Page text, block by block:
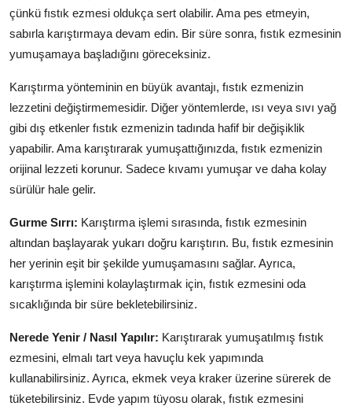
çünkü fıstık ezmesi oldukça sert olabilir. Ama pes etmeyin,
sabırla karıştırmaya devam edin. Bir süre sonra, fıstık ezmesinin
yumuşamaya başladığını göreceksiniz.
Karıştırma yönteminin en büyük avantajı, fıstık ezmenizin
lezzetini değiştirmemesidir. Diğer yöntemlerde, ısı veya sıvı yağ
gibi dış etkenler fıstık ezmenizin tadında hafif bir değişiklik
yapabilir. Ama karıştırarak yumuşattığınızda, fıstık ezmenizin
orijinal lezzeti korunur. Sadece kıvamı yumuşar ve daha kolay
sürülür hale gelir.
Gurme Sırrı: Karıştırma işlemi sırasında, fıstık ezmesinin
altından başlayarak yukarı doğru karıştırın. Bu, fıstık ezmesinin
her yerinin eşit bir şekilde yumuşamasını sağlar. Ayrıca,
karıştırma işlemini kolaylaştırmak için, fıstık ezmesini oda
sıcaklığında bir süre bekletebilirsiniz.
Nerede Yenir / Nasıl Yapılır: Karıştırarak yumuşatılmış fıstık
ezmesini, elmalı tart veya havuçlu kek yapımında
kullanabilirsiniz. Ayrıca, ekmek veya kraker üzerine sürerek de
tüketebilirsiniz. Evde yapım tüyosu olarak, fıstık ezmesini